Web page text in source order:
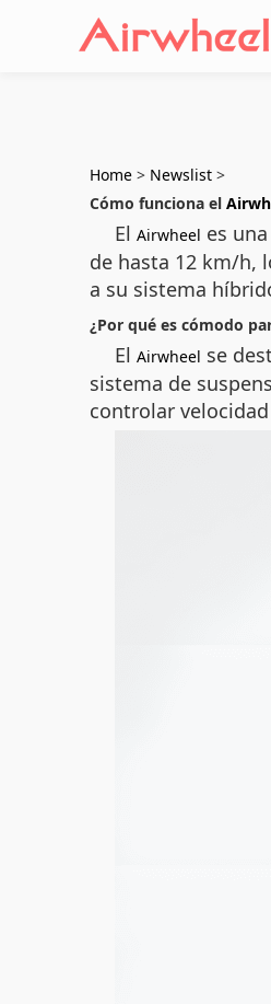
Home > Newslist >
Cómo funciona el
El Airwheel es
de hasta 12 km/h,
a su sistema
¿Por qué es cómodo
El Airwheel se
sistema de
controlar